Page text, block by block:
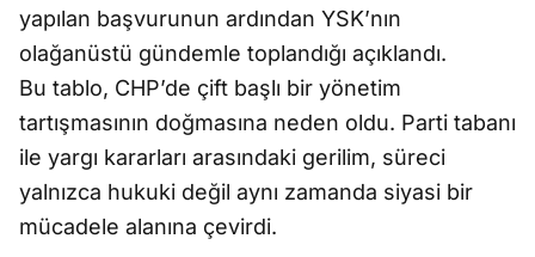
yapılan başvurunun ardından YSK’nın
olağanüstü gündemle toplandığı açıklandı.
Bu tablo, CHP’de çift başlı bir yönetim
tartışmasının doğmasına neden oldu. Parti tabanı
ile yargı kararları arasındaki gerilim, süreci
yalnızca hukuki değil aynı zamanda siyasi bir
mücadele alanına çevirdi.